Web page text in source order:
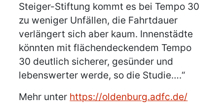
Steiger-Stiftung kommt es bei Tempo 30
zu weniger Unfällen, die Fahrtdauer
verlängert sich aber kaum. Innenstädte
könnten mit flächendeckendem Tempo
30 deutlich sicherer, gesünder und
lebenswerter werde, so die Studie….“
Mehr unter https://oldenburg.adfc.de/